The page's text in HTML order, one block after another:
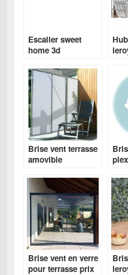
Escalier sweet
home 3d
Brise vent terrasse
amovible
Brise vent en verre
pour terrasse prix